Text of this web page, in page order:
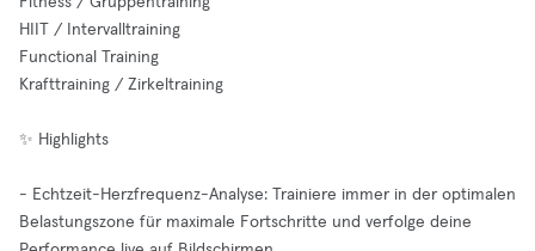
HIIT / Intervalltraining
Functional Training
Krafttraining / Zirkeltraining
✨ Highlights
- Echtzeit-Herzfrequenz-Analyse: Trainiere immer in der optimalen
Belastungszone für maximale Fortschritte und verfolge deine